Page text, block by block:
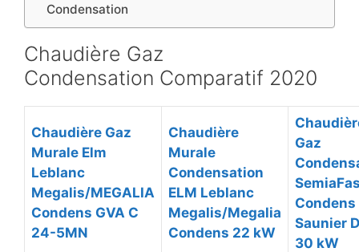
Condensation
Chaudière Gaz
Condensation Comparatif 2020
Chaudière Gaz
Murale Elm
Leblanc
Megalis/MEGALIA
Condens GVA C
24-5MN
Chaudière
Murale
Condensation
ELM Leblanc
Megalis/Megalia
Condens 22 kW
Gaz
Condens
Saunier
30 kW